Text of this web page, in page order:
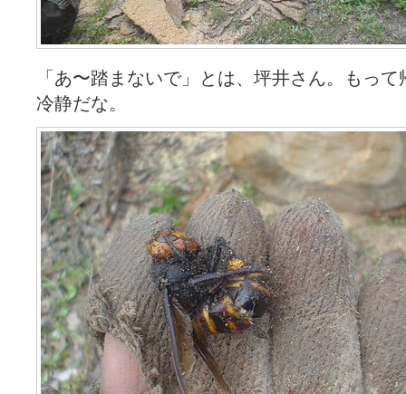
「あ〜踏まないで」とは、坪井さん。もっ
冷静だな。